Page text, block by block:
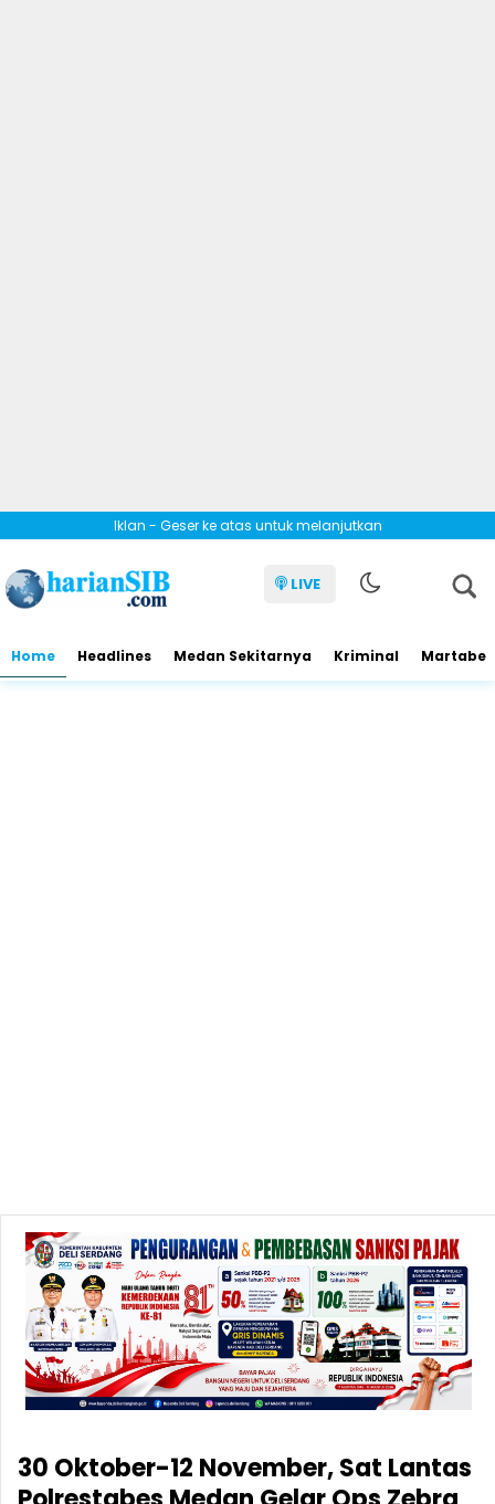
Iklan - Geser ke atas untuk melanjutkan
LIVE
Home Headlines Medan Sekitarnya Kriminal Martabe
30 Oktober-12 November, Sat Lantas